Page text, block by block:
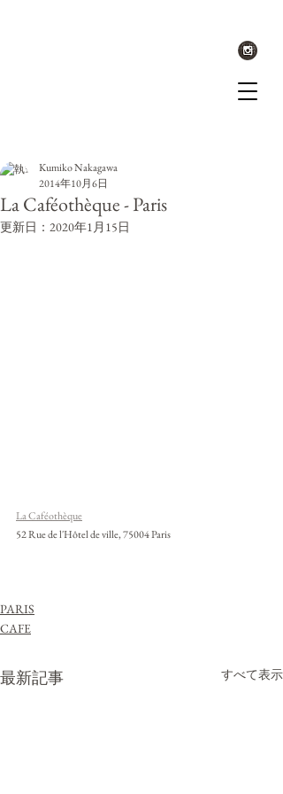
La Caféothèque - Paris
Kumiko Nakagawa
2014年10月6日
更新日： 2020年1月15日
La Caféothèque
52 Rue de l'Hôtel de ville, 75004 Paris
PARIS
CAFE
最新記事 すべて表示